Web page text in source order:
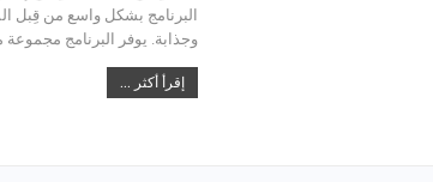
البرنامج بشكل واسع من قِبل
وجذابة. يوفر البرنامج مجموعة
إقرأ أكثر ...